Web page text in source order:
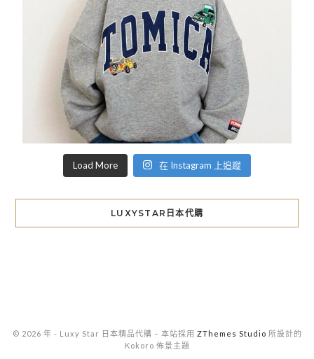
Load More 在 Instagram 上追蹤
LUXYSTAR日本代購
© 2026 年 - Luxy Star 日本精品代購 – 本站採用 ZThemes Studio 所設計的
Kokoro 佈景主題